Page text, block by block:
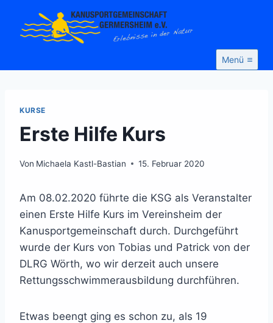
Inhalt
springen
Menü
KURSE
Erste Hilfe Kurs
Von Michaela Kastl-Bastian 15. Februar 2020
Am 08.02.2020 führte die KSG als Veranstalter
einen Erste Hilfe Kurs im Vereinsheim der
Kanusportgemeinschaft durch. Durchgeführt
wurde der Kurs von Tobias und Patrick von der
DLRG Wörth, wo wir derzeit auch unsere
Rettungsschwimmerausbildung durchführen.
Etwas beengt ging es schon zu, als 19